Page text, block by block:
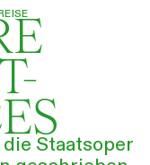
Ihr Besuch
Konzert
PremierenStaatsoper